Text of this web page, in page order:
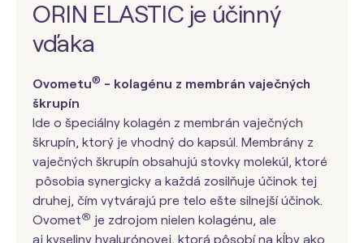
ORIN ELASTIC je účinný
vďaka
Ovometu® - kolagénu z membrán vaječných
škrupín
Ide o špeciálny kolagén z membrán vaječných
škrupín, ktorý je vhodný do kapsúl. Membrány z
vaječných škrupín obsahujú stovky molekúl, ktoré
pôsobia synergicky a každá zosilňuje účinok tej
druhej, čím vytvárajú pre telo ešte silnejší účinok.
Ovomet® je zdrojom nielen kolagénu, ale
aj kyseliny hyalurónovej, ktorá pôsobí na kĺby ako